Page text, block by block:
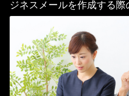
ジネスメールを作成する際